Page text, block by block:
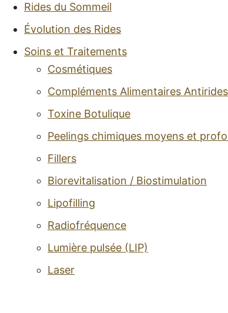
Rides du Sommeil
Évolution des Rides
Soins et Traitements
Cosmétiques
Compléments Alimentaires Antirides
Toxine Botulique
Peelings chimiques moyens et
Fillers
Biorevitalisation / Biostimulation
Lipofilling
Radiofréquence
Lumière pulsée (LIP)
Laser